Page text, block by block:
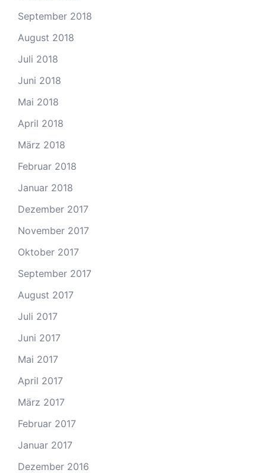
September 2018
August 2018
Juli 2018
Juni 2018
Mai 2018
April 2018
März 2018
Februar 2018
Januar 2018
Dezember 2017
November 2017
Oktober 2017
September 2017
August 2017
Juli 2017
Juni 2017
Mai 2017
April 2017
März 2017
Februar 2017
Januar 2017
Dezember 2016